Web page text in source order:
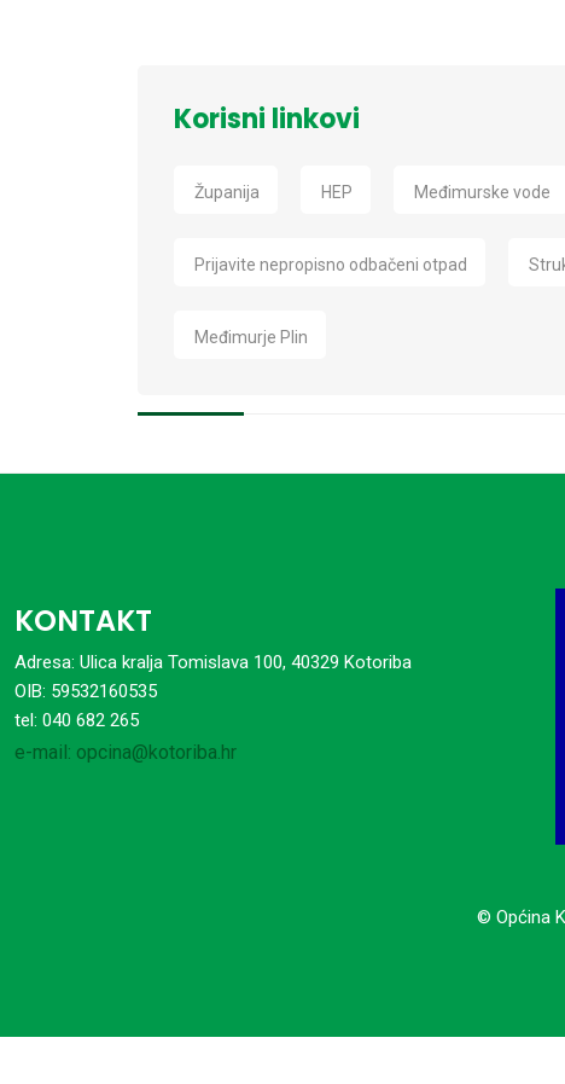
Korisni linkovi
Županija HEP Međimurske vode
Prijavite nepropisno odbačeni otpad
Međimurje Plin
KONTAKT
Adresa: Ulica kralja Tomislava 100, 40329 Kotoriba
OIB: 59532160535
tel: 040 682 265
e-mail: opcina@kotoriba.hr
© Općina